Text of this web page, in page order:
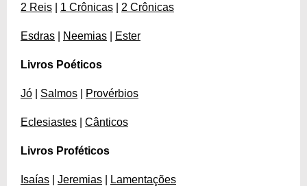
2 Reis 1 Crônicas 2 Crônicas
Esdras Neemias Ester
Livros Poéticos
Jó Salmos Provérbios
Eclesiastes Cânticos
Livros Proféticos
Isaías Jeremias Lamentações